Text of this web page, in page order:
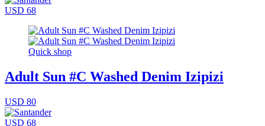
USD 68
Quick shop
Adult Sun #C Washed Denim Izipizi
USD 80
USD 68